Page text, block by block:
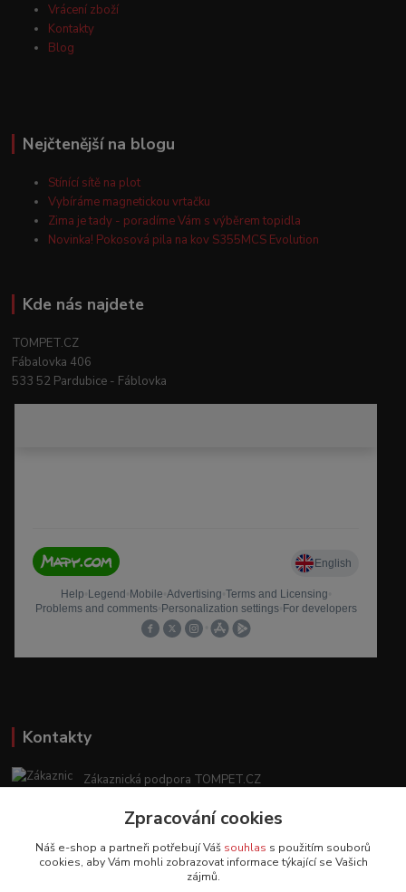
Vrácení zboží
Kontakty
Blog
Nejčtenější na blogu
Stínící sítě na plot
Vybíráme magnetickou vrtačku
Zima je tady - poradíme Vám s výběrem topidla
Novinka! Pokosová pila na kov S355MCS Evolution
Kde nás najdete
TOMPET.CZ
Fábalovka 406
533 52 Pardubice - Fáblovka
Kontakty
Zákaznická podpora TOMPET.CZ
(Po-Ne, 8-20 hod.)
obchod@tompet.cz
Zpracování cookies
Náš e-shop a partneři potřebují Váš souhlas s použitím souborů
cookies, aby Vám mohli zobrazovat informace týkající se Vašich
zájmů.